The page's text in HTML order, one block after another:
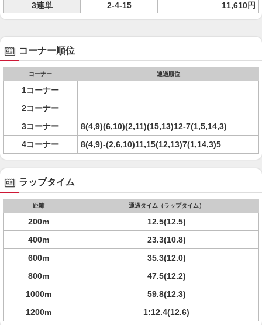
3連単
2-4-15 11,610円
コーナー順位
コーナー 通過順位
1コーナー
2コーナー
3コーナー
8(4,9)(6,10)(2,11)(15,13)12-7(1,5,14,3)
4コーナー
8(4,9)-(2,6,10)11,15(12,13)7(1,14,3)5
ラップタイム
距離 通過タイム（ラップタイム）
200m
12.5(12.5)
400m
23.3(10.8)
600m
35.3(12.0)
800m
47.5(12.2)
1000m
59.8(12.3)
1200m
1:12.4(12.6)